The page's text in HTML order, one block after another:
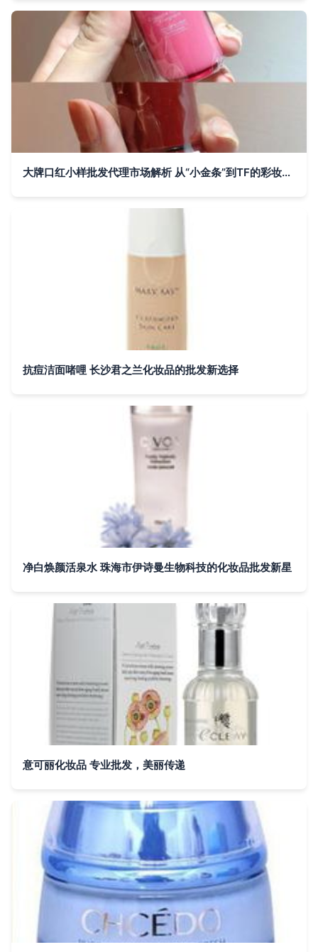
大牌口红小样批发代理市场解析 从“小金条”到TF的彩妆商机
抗痘洁面啫哩 长沙君之兰化妆品的批发新选择
净白焕颜活泉水 珠海市伊诗曼生物科技的化妆品批发新星
意可丽化妆品 专业批发，美丽传递